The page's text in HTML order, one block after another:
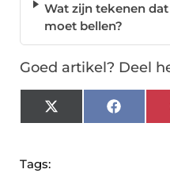
Wat zijn tekenen
moet bellen?
Goed artikel? Deel
X
(Twitter)
Tags: